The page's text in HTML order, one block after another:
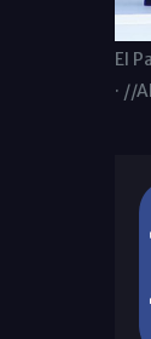
El
· //